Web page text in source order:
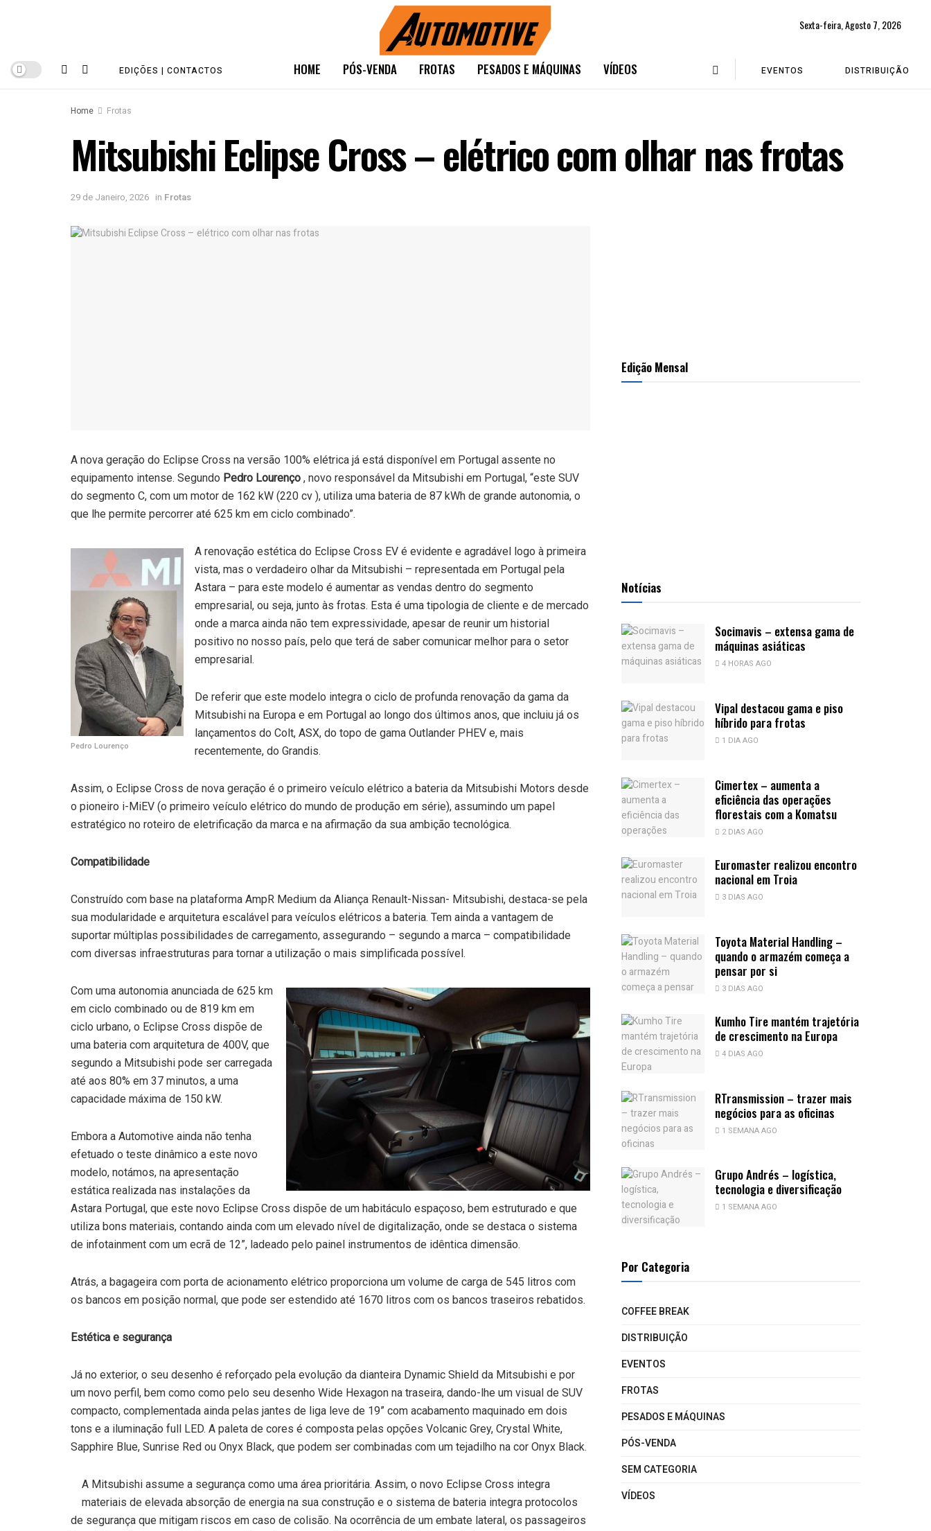
Sexta-feira, Agosto 7, 2026
EDIÇÕES | CONTACTOS HOME PÓS-VENDA FROTAS PESADOS E MÁQUINAS VÍDEOS EVENTOS DISTRIBUIÇÃO
Home Frotas
Mitsubishi Eclipse Cross – elétrico com olhar nas frotas
29 de Janeiro, 2026 in Frotas
A nova geração do Eclipse Cross na versão 100% elétrica já está disponível em Portugal assente no
equipamento intense. Segundo Pedro Lourenço , novo responsável da Mitsubishi em Portugal, “este SUV
do segmento C, com um motor de 162 kW (220 cv ), utiliza uma bateria de 87 kWh de grande autonomia, o
que lhe permite percorrer até 625 km em ciclo combinado”.
Pedro Lourenço
A renovação estética do Eclipse Cross EV é evidente e agradável logo à primeira
vista, mas o verdadeiro olhar da Mitsubishi – representada em Portugal pela
Astara – para este modelo é aumentar as vendas dentro do segmento
empresarial, ou seja, junto às frotas. Esta é uma tipologia de cliente e de mercado
onde a marca ainda não tem expressividade, apesar de reunir um historial
positivo no nosso país, pelo que terá de saber comunicar melhor para o setor
empresarial.
De referir que este modelo integra o ciclo de profunda renovação da gama da
Mitsubishi na Europa e em Portugal ao longo dos últimos anos, que incluiu já os
lançamentos do Colt, ASX, do topo de gama Outlander PHEV e, mais
recentemente, do Grandis.
Assim, o Eclipse Cross de nova geração é o primeiro veículo elétrico a bateria da Mitsubishi Motors desde
o pioneiro i-MiEV (o primeiro veículo elétrico do mundo de produção em série), assumindo um papel
estratégico no roteiro de eletrificação da marca e na afirmação da sua ambição tecnológica.
Compatibilidade
Construído com base na plataforma AmpR Medium da Aliança Renault-Nissan- Mitsubishi, destaca-se pela
sua modularidade e arquitetura escalável para veículos elétricos a bateria. Tem ainda a vantagem de
suportar múltiplas possibilidades de carregamento, assegurando – segundo a marca – compatibilidade
com diversas infraestruturas para tornar a utilização o mais simplificada possível.
Com uma autonomia anunciada de 625 km
em ciclo combinado ou de 819 km em
ciclo urbano, o Eclipse Cross dispõe de
uma bateria com arquitetura de 400V, que
segundo a Mitsubishi pode ser carregada
até aos 80% em 37 minutos, a uma
capacidade máxima de 150 kW.
Embora a Automotive ainda não tenha
efetuado o teste dinâmico a este novo
modelo, notámos, na apresentação
estática realizada nas instalações da
Astara Portugal, que este novo Eclipse Cross dispõe de um habitáculo espaçoso, bem estruturado e que
utiliza bons materiais, contando ainda com um elevado nível de digitalização, onde se destaca o sistema
de infotainment com um ecrã de 12”, ladeado pelo painel instrumentos de idêntica dimensão.
Atrás, a bagageira com porta de acionamento elétrico proporciona um volume de carga de 545 litros com
os bancos em posição normal, que pode ser estendido até 1670 litros com os bancos traseiros rebatidos.
Estética e segurança
Já no exterior, o seu desenho é reforçado pela evolução da dianteira Dynamic Shield da Mitsubishi e por
um novo perfil, bem como como pelo seu desenho Wide Hexagon na traseira, dando-lhe um visual de SUV
compacto, complementada ainda pelas jantes de liga leve de 19” com acabamento maquinado em dois
tons e a iluminação full LED. A paleta de cores é composta pelas opções Volcanic Grey, Crystal White,
Sapphire Blue, Sunrise Red ou Onyx Black, que podem ser combinadas com um tejadilho na cor Onyx Black.
A Mitsubishi assume a segurança como uma área prioritária. Assim, o novo Eclipse Cross integra
materiais de elevada absorção de energia na sua construção e o sistema de bateria integra protocolos
de segurança que mitigam riscos em caso de colisão. Na ocorrência de um embate lateral, os passageiros
Edição Mensal
Notícias
Socimavis – extensa gama de
máquinas asiáticas
4 HORAS AGO
Vipal destacou gama e piso
híbrido para frotas
1 DIA AGO
Cimertex – aumenta a
eficiência das operações
florestais com a Komatsu
2 DIAS AGO
Euromaster realizou encontro
nacional em Troia
3 DIAS AGO
Toyota Material Handling –
quando o armazém começa a
pensar por si
3 DIAS AGO
Kumho Tire mantém trajetória
de crescimento na Europa
4 DIAS AGO
RTransmission – trazer mais
negócios para as oficinas
1 SEMANA AGO
Grupo Andrés – logística,
tecnologia e diversificação
1 SEMANA AGO
Por Categoria
COFFEE BREAK
DISTRIBUIÇÃO
EVENTOS
FROTAS
PESADOS E MÁQUINAS
PÓS-VENDA
SEM CATEGORIA
VÍDEOS